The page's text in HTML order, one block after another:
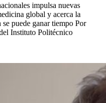
impulsa nuevas
global y acerca la
puede ganar tiempo Por
Instituto Politécnico